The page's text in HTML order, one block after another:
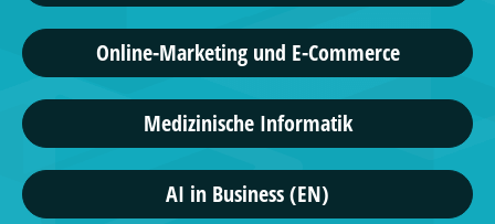
Online-Marketing und E-Commerce
Medizinische Informatik
AI in Business (EN)